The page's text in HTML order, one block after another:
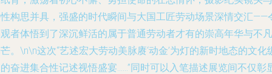
构思并具，强盛的时代瞬间与大国工匠劳动场景深情交汇——
者体悟到了深沉鲜活的属于普通劳动者才有的崇高年华与不凡
。\n\n这次“艺述宏大劳动美脉赓‘动金’为灯的新时地态的文化
奋进集合性记述视悟盛宴……”同时可以入笔描述展览间不仅彰